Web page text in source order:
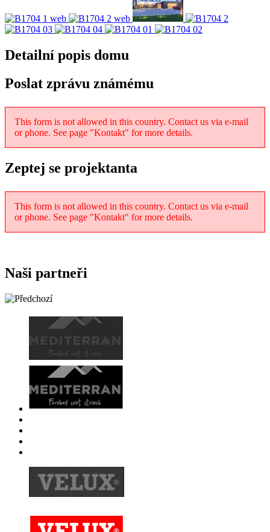
Detailní popis domu
Poslat zprávu známému
This form is not allowed in this country. Contact us via e-mail
or phone. See page "Kontakt" for more details.
Zeptej se projektanta
This form is not allowed in this country. Contact us via e-mail
or phone. See page "Kontakt" for more details.
Naši partneři